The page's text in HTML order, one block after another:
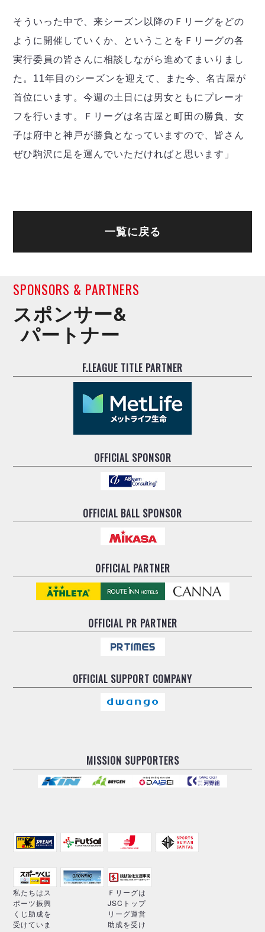
そういった中で、来シーズン以降のＦリーグをどの
ように開催していくか、ということをＦリーグの各
実行委員の皆さんに相談しながら進めてまいりまし
た。11年目のシーズンを迎えて、また今、名古屋が
首位にいます。今週の土日には男女ともにプレーオ
フを行います。Ｆリーグは名古屋と町田の勝負、女
子は府中と神戸が勝負となっていますので、皆さん
ぜひ駒沢に足を運んでいただければと思います」
一覧に戻る
SPONSORS & PARTNERS
スポンサー&
パートナー
F.LEAGUE TITLE PARTNER
OFFICIAL SPONSOR
OFFICIAL BALL SPONSOR
OFFICIAL PARTNER
OFFICIALPR PARTNER
OFFICIAL SUPPORT COMPANY
MISSION SUPPORTERS
私たちはス
ポーツ振興
くじ助成を
受けていま
Ｆリーグは
JSCトップ
リーグ運営
助成を受け